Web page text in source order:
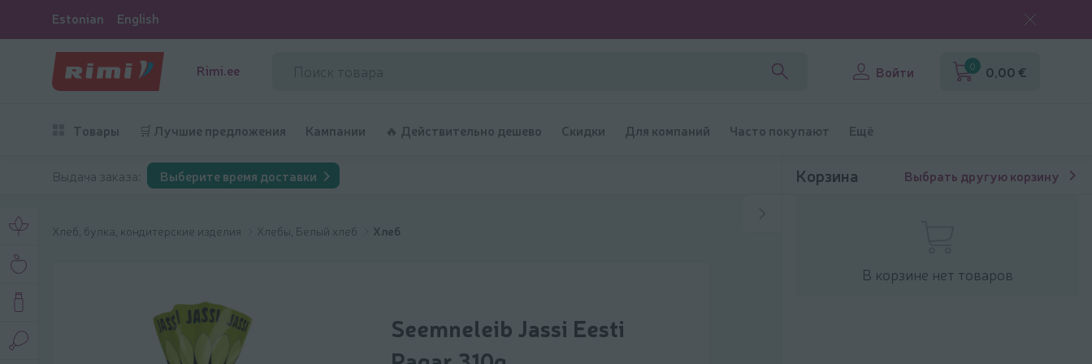
Estonian English
Rimi.ee Войти 0 0,00 €
Товары 🛒 Лучшие предложения Кампании 🔥 Действительно дешево Скидки Для компаний Часто покупают Ещё
Выдача заказа: Выберите время доставки
Хлеб, булка, кондитерские изделия Хлебы, Белый хлеб Хлеб
Seemneleib Jassi Eesti
Корзина Выбрать другую корзину
В корзине нет товаров